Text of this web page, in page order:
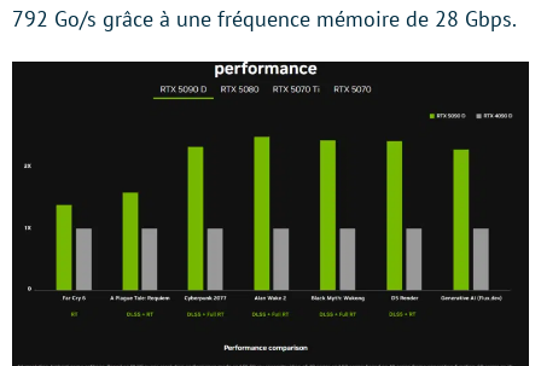
792 Go/s grâce à une fréquence mémoire de 28 Gbps.